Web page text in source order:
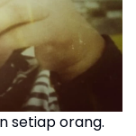
setiap orang.